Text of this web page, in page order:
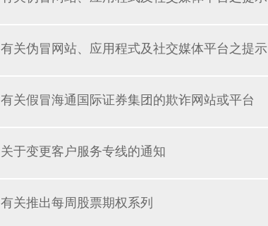
有关伪冒网站、应用程式及社交媒体平台之提示
有关假冒海通国际证券集团的欺诈网站或平台
关于变更客户服务专线的通知
有关推出每周股票期权系列